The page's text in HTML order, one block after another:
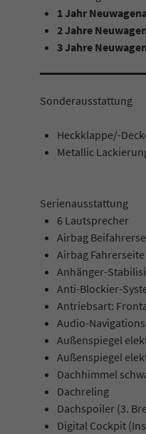
1 Jahr
2 Jahre
3 Jahre
Sonderausstattung
Heckklappe/-
Metallic
Serienausstattung
6 Lautsprecher
Airbag
Airbag Fahrerseite
Anhänger-
Anti-Blockier-
Antriebsart:
Audio-
Außenspiegel
Außenspiegel
Dachhimmel
Dachreling
Dachspoiler (3.
Digital Cockpit